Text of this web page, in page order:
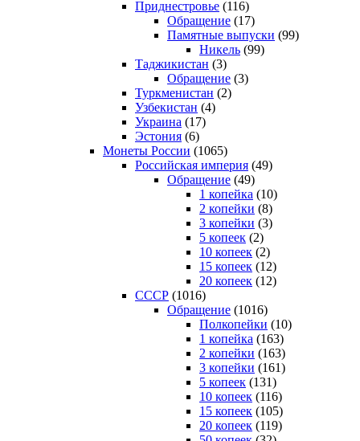
Приднестровье (116)
Обращение (17)
Памятные выпуски (99)
Никель (99)
Таджикистан (3)
Обращение (3)
Туркменистан (2)
Узбекистан (4)
Украина (17)
Эстония (6)
Монеты России (1065)
Российская империя (49)
Обращение (49)
1 копейка (10)
2 копейки (8)
3 копейки (3)
5 копеек (2)
10 копеек (2)
15 копеек (12)
20 копеек (12)
СССР (1016)
Обращение (1016)
Полкопейки (10)
1 копейка (163)
2 копейки (163)
3 копейки (161)
5 копеек (131)
10 копеек (116)
15 копеек (105)
20 копеек (119)